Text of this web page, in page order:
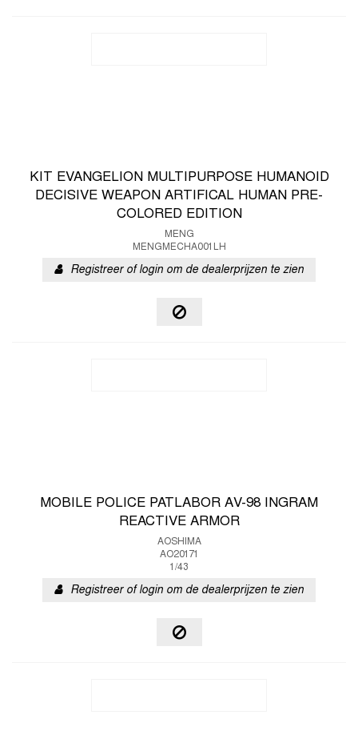
KIT EVANGELION MULTIPURPOSE HUMANOID
DECISIVE WEAPON ARTIFICAL HUMAN PRE-
COLORED EDITION
MENG
MENGMECHA001LH
Registreer of login om de dealerprijzen te zien
MOBILE POLICE PATLABOR AV-98 INGRAM
REACTIVE ARMOR
AOSHIMA
AO20171
1/43
Registreer of login om de dealerprijzen te zien